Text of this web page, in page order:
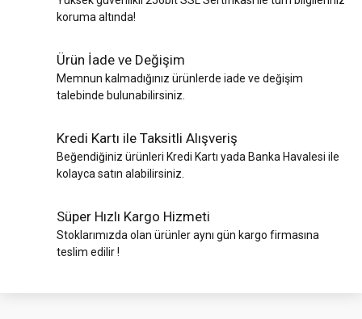
koruma altında!
Ürün İade ve Değişim
Memnun kalmadığınız ürünlerde iade ve değişim
talebinde bulunabilirsiniz.
Kredi Kartı ile Taksitli Alışveriş
Beğendiğiniz ürünleri Kredi Kartı yada Banka Havalesi ile
kolayca satın alabilirsiniz.
Süper Hızlı Kargo Hizmeti
Stoklarımızda olan ürünler aynı gün kargo firmasına
teslim edilir !